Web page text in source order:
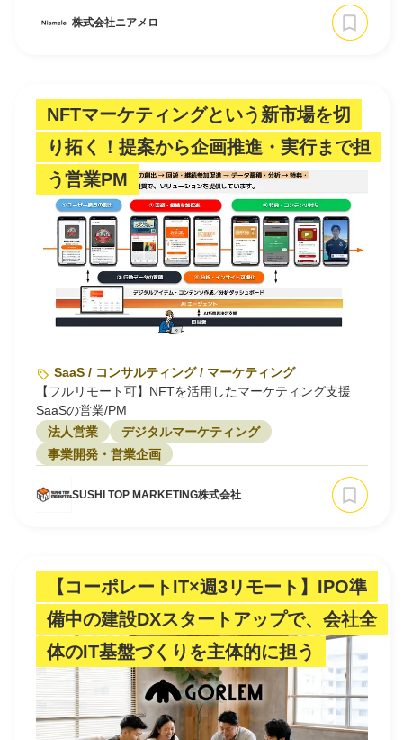
株式会社ニアメロ
NFTマーケティングという新市場を切
り拓く！提案から企画推進・実行まで担
う営業PM
SaaS / コンサルティング / マーケティング
【フルリモート可】NFTを活用したマーケティング支援
SaaSの営業/PM
法人営業
デジタルマーケティング
事業開発・営業企画
SUSHI TOP MARKETING株式会社
【コーポレートIT×週3リモート】IPO準
備中の建設DXスタートアップで、会社全
体のIT基盤づくりを主体的に担う